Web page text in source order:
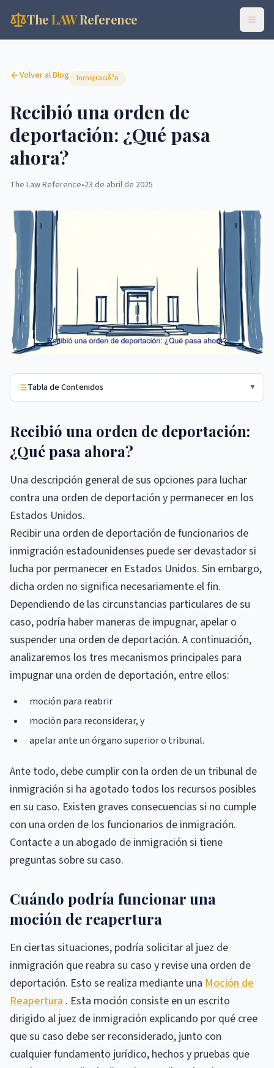
TheLAWReference
Volver al Blog InmigraciÃ³n
Recibió una orden de
deportación: ¿Qué pasa
ahora?
The Law Reference•23 de abril de 2025
Tabla de Contenidos ▼
Recibió una orden de deportación:
¿Qué pasa ahora?
Una descripción general de sus opciones para luchar
contra una orden de deportación y permanecer en los
Estados Unidos.
Recibir una orden de deportación de funcionarios de
inmigración estadounidenses puede ser devastador si
lucha por permanecer en Estados Unidos. Sin embargo,
dicha orden no significa necesariamente el fin.
Dependiendo de las circunstancias particulares de su
caso, podría haber maneras de impugnar, apelar o
suspender una orden de deportación. A continuación,
analizaremos los tres mecanismos principales para
impugnar una orden de deportación, entre ellos:
moción para reabrir
moción para reconsiderar, y
apelar ante un órgano superior o tribunal.
Ante todo, debe cumplir con la orden de un tribunal de
inmigración si ha agotado todos los recursos posibles
en su caso. Existen graves consecuencias si no cumple
con una orden de los funcionarios de inmigración.
Contacte a un abogado de inmigración si tiene
preguntas sobre su caso.
Cuándo podría funcionar una
moción de reapertura
En ciertas situaciones, podría solicitar al juez de
inmigración que reabra su caso y revise una orden de
deportación. Esto se realiza mediante una Moción de
Reapertura . Esta moción consiste en un escrito
dirigido al juez de inmigración explicando por qué cree
que su caso debe ser reconsiderado, junto con
cualquier fundamento jurídico, hechos y pruebas que